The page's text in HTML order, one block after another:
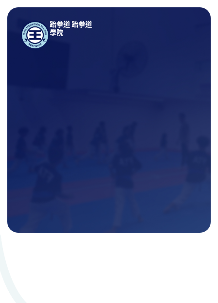
跆拳道 跆拳道
學院